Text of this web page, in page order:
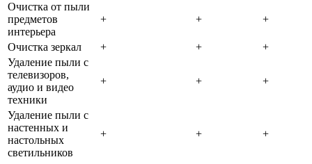
Очистка от пыли
предметов
интерьера
+ + +
Очистка зеркал + +
+
Удаление пыли с
телевизоров,
аудио и видео
техники
+ + +
Удаление пыли с
настенных и
настольных
светильников
+ + +